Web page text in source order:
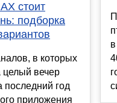
стоит
подборка
в которых
целый вечер
последний год
приложения